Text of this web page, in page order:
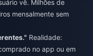
vê. Milhões de
mensalmente sem
Realidade:
no app ou em